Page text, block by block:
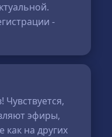
-
эфиры,
как на других